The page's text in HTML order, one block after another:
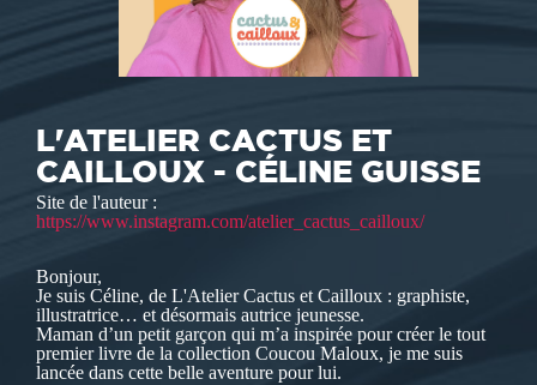
L'ATELIER CACTUS ET
CAILLOUX - CÉLINE GUISSE
Site de l'auteur :
https://www.instagram.com/atelier_cactus_cailloux/
Bonjour,
Je suis Céline, de L'Atelier Cactus et Cailloux : graphiste,
illustratrice… et désormais autrice jeunesse.
Maman d’un petit garçon qui m’a inspirée pour créer le tout
premier livre de la collection Coucou Maloux, je me suis
lancée dans cette belle aventure pour lui.